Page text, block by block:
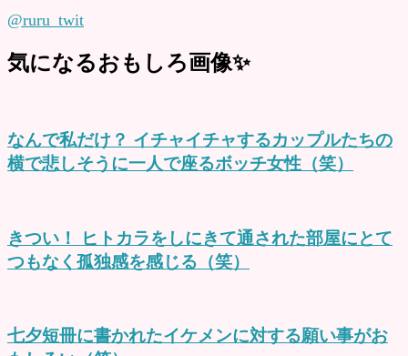
@ruru_twit
気になるおもしろ画像✨
なんで私だけ？ イチャイチャするカップルたちの
横で悲しそうに一人で座るボッチ女性（笑）
きつい！ ヒトカラをしにきて通された部屋にとて
つもなく孤独感を感じる（笑）
七夕短冊に書かれたイケメンに対する願い事がお